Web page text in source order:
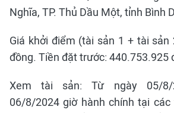
Nghĩa, TP. Thủ Dầu Một, tỉnh Bình
Giá khởi điểm (tài sản 1 + tài sản
đồng. Tiền đặt trước: 440.753.925
Xem tài sản: Từ ngày 05/8/
06/8/2024 giờ hành chính tại